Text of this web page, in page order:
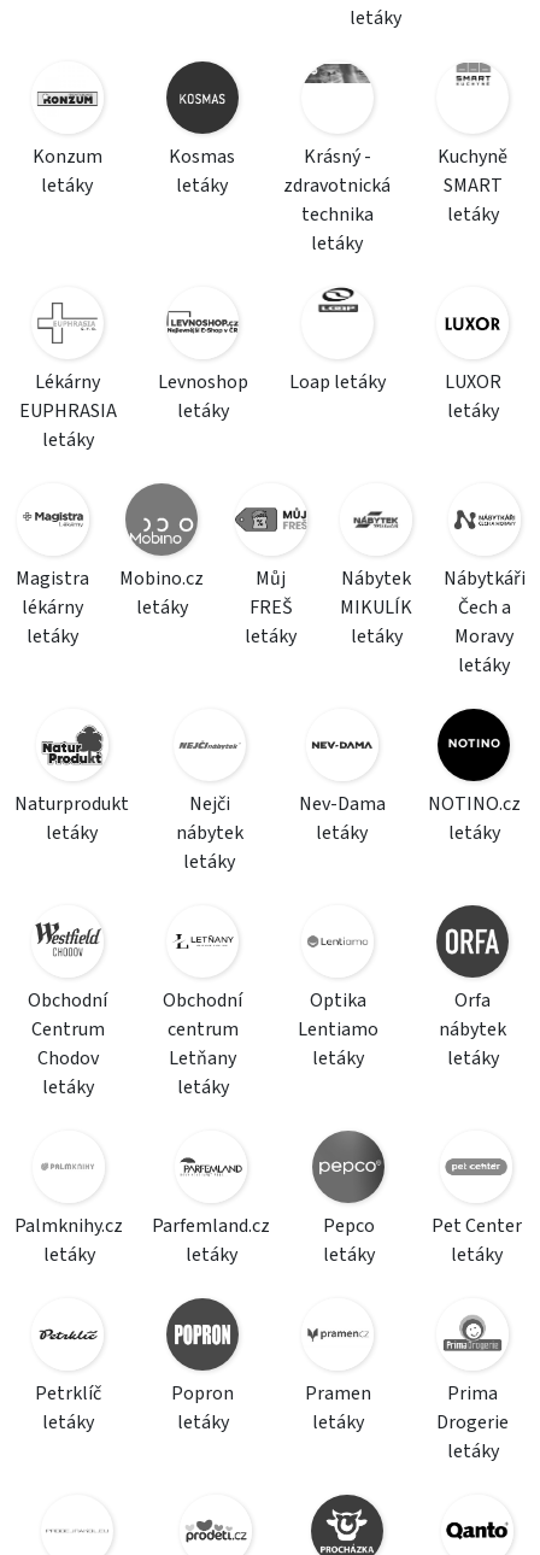
letáky
Konzum
letáky
Kosmas
letáky
Krásný -
zdravotnická
technika
letáky
Kuchyně
SMART
letáky
Lékárny
EUPHRASIA
letáky
Levnoshop
letáky
Loap letáky
LUXOR
letáky
Magistra
lékárny
letáky
Mobino.cz
letáky
Můj
FREŠ
letáky
Nábytek
MIKULÍK
letáky
Nábytkáři
Čech a
Moravy
letáky
Naturprodukt
letáky
Nejči
nábytek
letáky
Nev-Dama
letáky
NOTINO.cz
letáky
Obchodní
Centrum
Chodov
letáky
Obchodní
centrum
Letňany
letáky
Optika
Lentiamo
letáky
Orfa
nábytek
letáky
Palmknihy.cz
letáky
Parfemland.cz
letáky
Pepco
letáky
Pet Center
letáky
Petrklíč
letáky
Popron
letáky
Pramen
letáky
Prima
Drogerie
letáky